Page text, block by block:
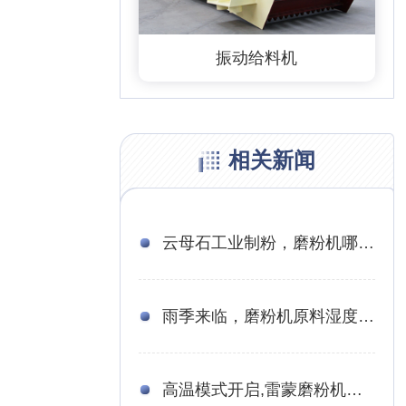
振动给料机
相关新闻
云母石工业制粉，磨粉机哪个用的好（400-800目）
雨季来临，磨粉机原料湿度大怎么办？想要正常工作，谨记这些要点
高温模式开启,雷蒙磨粉机如何更好的适应高温作业环境